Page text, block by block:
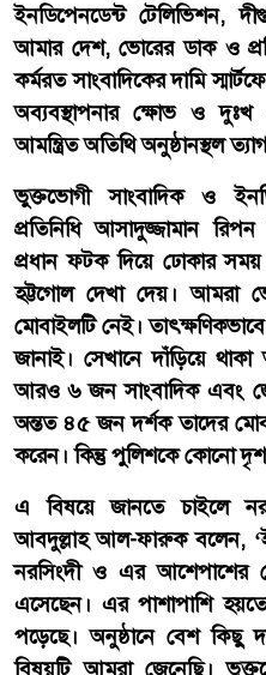
ইনডিপেনডেন্ট টেলিভিশন,
আমার দেশ, ভোরের ডাক ও
কর্মরত সাংবাদিকের দামি
অব্যবস্থাপনার ক্ষোভ ও
আমন্ত্রিত অতিথি অনুষ্ঠানস্থল
ভুক্তভোগী সাংবাদিক ও
প্রতিনিধি আসাদুজ্জামান
প্রধান ফটক দিয়ে ঢোকার সময়
হট্টগোল দেখা দেয়। আমরা
মোবাইলটি নেই।
জানাই। সেখানে দাঁড়িয়ে
আরও ৬ জন সাংবাদিক এবং
অন্তত ৪৫ জন দর্শক তাদের
করেন। কিন্তু পুলিশকে কোনো
এ বিষয়ে জানতে চাইলে
আবদুল্লাহ আল-ফারুক বলেন,
নরসিংদী ও এর আশেপাশের
এসেছেন। এর পাশাপাশি
পড়েছে। অনুষ্ঠানে বেশ কিছু